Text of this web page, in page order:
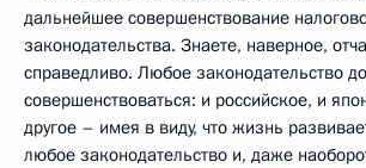
дальнейшее совершенствование
законодательства. Знаете, наверное,
справедливо. Любое законодательство
совершенствоваться: и российское, и
другое – имея в виду, что жизнь
любое законодательство и, даже